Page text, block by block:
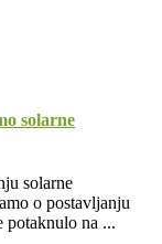
solarne
solarne
o postavljanju
potaknulo na ...